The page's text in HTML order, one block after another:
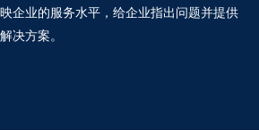
映企业的服务水平，给企业指出问题并提供
解决方案。